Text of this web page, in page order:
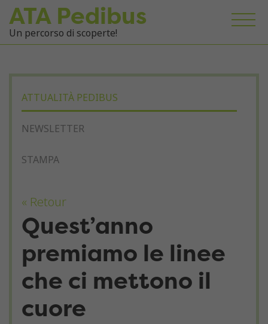
ATA Pedibus
Un percorso di scoperte!
ATTUALITÀ PEDIBUS
NEWSLETTER
STAMPA
« Retour
Quest’anno
premiamo le linee
che ci mettono il
cuore